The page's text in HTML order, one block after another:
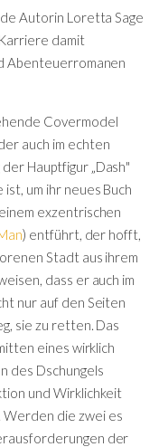
Autorin Loretta Sage
damit
Abenteuerromanen
Covermodel
auch im echten
Hauptfigur „Dash"
um ihr neues Buch
exzentrischen
) entführt, der hofft,
Stadt aus ihrem
dass er auch im
nur auf den Seiten
sie zu retten. Das
eines wirklich
des Dschungels
und Wirklichkeit
Werden die zwei es
der